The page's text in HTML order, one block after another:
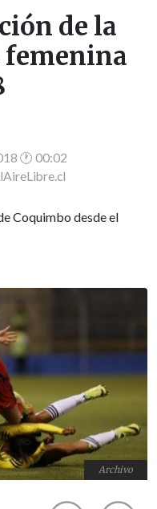
de la
femenina
🕐 00:02
Coquimbo desde el
Archivo